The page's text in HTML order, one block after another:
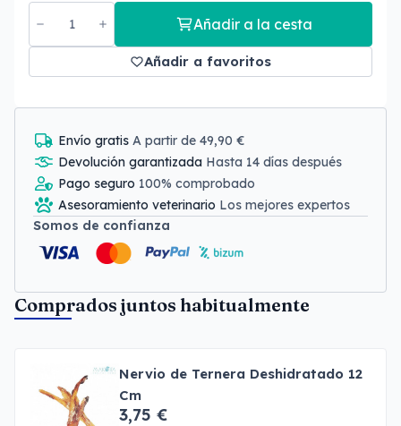
Añadir a la cesta
Añadir a favoritos
Envío gratis A partir de 49,90 €
Devolución garantizada Hasta 14 días después
Pago seguro 100% comprobado
Asesoramiento veterinario Los mejores expertos
Somos de confianza
Comprados juntos habitualmente
Nervio de Ternera Deshidratado 12
Cm
3,75 €